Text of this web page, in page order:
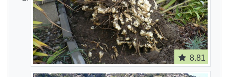
8.81